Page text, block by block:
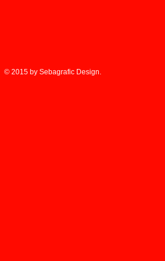
© 2015 by Sebagrafic Design.